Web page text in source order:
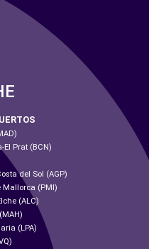
Prat (BCN)
del Sol (AGP)
Mallorca (PMI)
(ALC)
(LPA)